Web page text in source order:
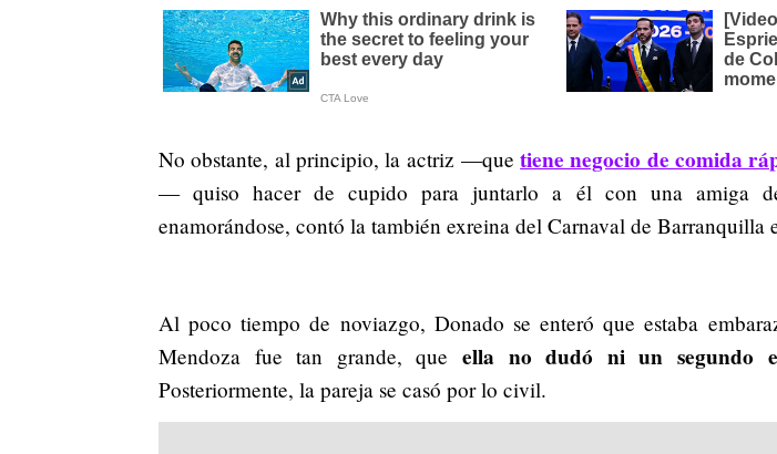
No obstante, al principio, la actriz —quetiene negocio de comida
— quiso hacer de cupido para juntarlo a él con una amiga
enamorándose, contó la también exreina del Carnaval de Barranquilla
Al poco tiempo de noviazgo, Donado se enteró que estaba
Mendoza fue tan grande, que ella no dudó ni un segundo
Posteriormente, la pareja se casó por lo civil.